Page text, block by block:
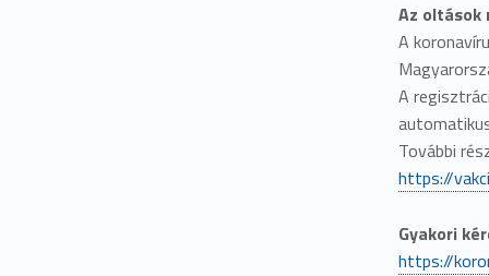
Az oltások
A
A
További
https://
Gyakori
https://